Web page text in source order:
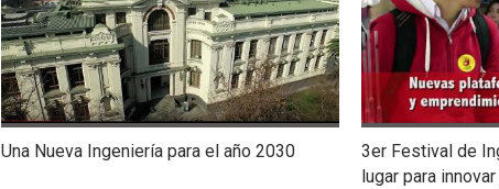
Una Nueva Ingeniería para el año 2030
3er Festival de
lugar para